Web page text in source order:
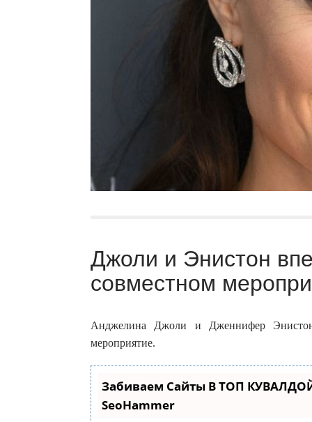
Джоли и Энистон
совместном
Анджелина Джоли и Дженнифер
мероприятие.
Забиваем Сайты В ТОП
SeoHammer